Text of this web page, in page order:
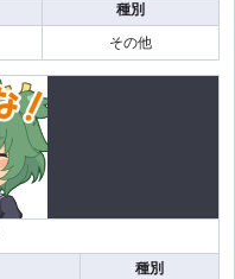
種別
その他
種別